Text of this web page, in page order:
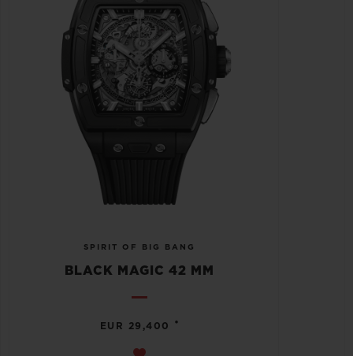
SPIRIT OF BIG BANG
BLACK MAGIC 42 MM
EUR 29,400 •